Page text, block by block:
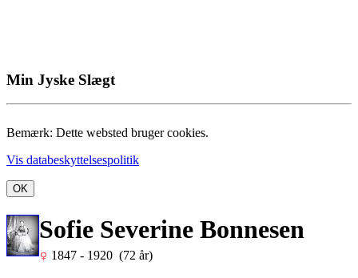
Min Jyske Slægt
Bemærk: Dette websted bruger cookies.
Vis databeskyttelsespolitik
OK
Sofie Severine Bonnesen
1847 - 1920 (72 år)